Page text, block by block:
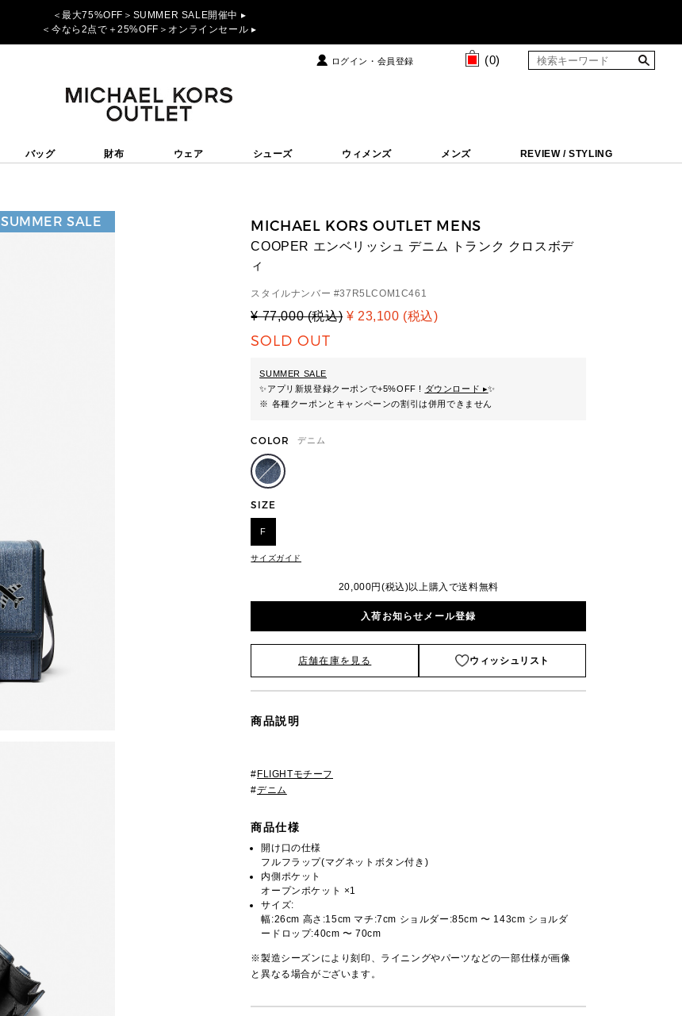
＜最大75%OFF＞SUMMER SALE開催中 ▸
＜今なら2点で＋25%OFF＞オンラインセール ▸
ログイン・会員登録 (0)
バッグ 財布 ウェア シューズ ウィメンズ メンズ REVIEW / STYLING
SUMMER SALE MICHAEL KORS OUTLET MENS
COOPER エンベリッシュ デニム トランク クロスボデ
ィ
スタイルナンバー #37R5LCOM1C461
¥ 77,000 (税込) ¥ 23,100 (税込)
SOLD OUT
SUMMER SALE
✨アプリ新規登録クーポンで+5%OFF ! ダウンロード ▸✨
※ 各種クーポンとキャンペーンの割引は併用できません
COLOR デニム
SIZE
F
サイズガイド
20,000円(税込)以上購入で送料無料
入荷お知らせメール登録
店舗在庫を見る ウィッシュリスト
商品説明
# FLIGHTモチーフ
#デニム
商品仕様
開け口の仕様
フルフラップ(マグネットボタン付き)
内側ポケット
オープンポケット ×1
サイズ:
幅:26cm 高さ:15cm マチ:7cm ショルダー:85cm 〜 143cm ショルダ
ードロップ:40cm 〜 70cm
※製造シーズンにより刻印、ライニングやパーツなどの一部仕様が画像
と異なる場合がございます。